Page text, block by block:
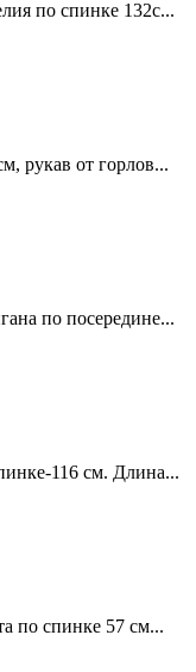
по спинке 132с...
рукав от горлов...
по посередине...
116 см. Длина...
по спинке 57 см...